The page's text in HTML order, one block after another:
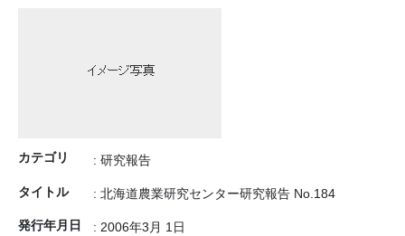
カテゴリ : 研究報告
タイトル : 北海道農業研究センター研究報告 No.184
発行年月日 : 2006年3月 1日